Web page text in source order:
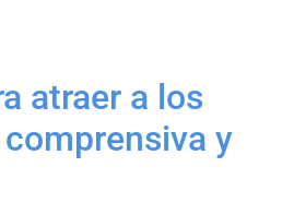
atraer a los
y